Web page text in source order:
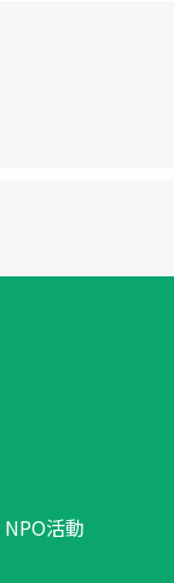
NPO活動